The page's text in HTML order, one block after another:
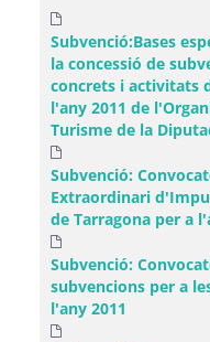
Subvenció:Bases
la concessió de
concrets i activitats
l'any 2011 de
Turisme de la
Subvenció:
Extraordinari
de Tarragona per a
Subvenció:
subvencions per a
l'any 2011